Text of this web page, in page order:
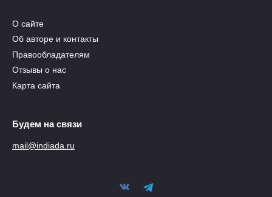
О сайте
Об авторе и контакты
Правообладателям
Отзывы о нас
Карта сайта
Будем на связи
mail@indiada.ru